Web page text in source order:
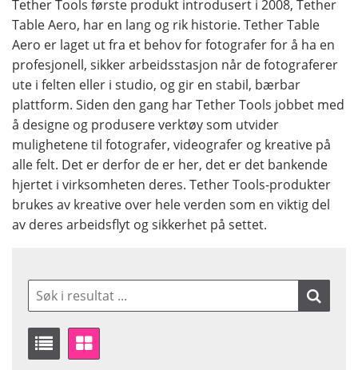
Tether Tools første produkt introdusert i 2008, Tether
Table Aero, har en lang og rik historie. Tether Table
Aero er laget ut fra et behov for fotografer for å ha en
profesjonell, sikker arbeidsstasjon når de fotograferer
ute i felten eller i studio, og gir en stabil, bærbar
plattform. Siden den gang har Tether Tools jobbet med
å designe og produsere verktøy som utvider
mulighetene til fotografer, videografer og kreative på
alle felt. Det er derfor de er her, det er det bankende
hjertet i virksomheten deres. Tether Tools-produkter
brukes av kreative over hele verden som en viktig del
av deres arbeidsflyt og sikkerhet på settet.